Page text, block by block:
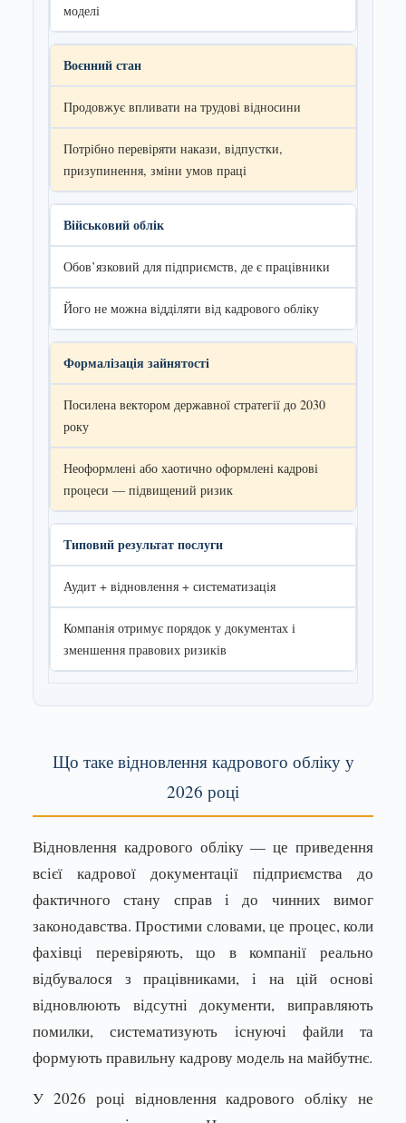
моделі
Воєнний стан
Продовжує впливати на трудові відносини
Потрібно перевіряти накази, відпустки,
призупинення, зміни умов праці
Військовий облік
Обов’язковий для підприємств, де є працівники
Його не можна відділяти від кадрового обліку
Формалізація зайнятості
Посилена вектором державної стратегії до 2030
року
Неоформлені або хаотично оформлені кадрові
процеси — підвищений ризик
Типовий результат послуги
Аудит + відновлення + систематизація
Компанія отримує порядок у документах і
зменшення правових ризиків
Що таке відновлення кадрового обліку у
2026 році
Відновлення кадрового обліку — це приведення
всієї кадрової документації підприємства до
фактичного стану справ і до чинних вимог
законодавства. Простими словами, це процес, коли
фахівці перевіряють, що в компанії реально
відбувалося з працівниками, і на цій основі
відновлюють відсутні документи, виправляють
помилки, систематизують існуючі файли та
формують правильну кадрову модель на майбутнє.
У 2026 році відновлення кадрового обліку не